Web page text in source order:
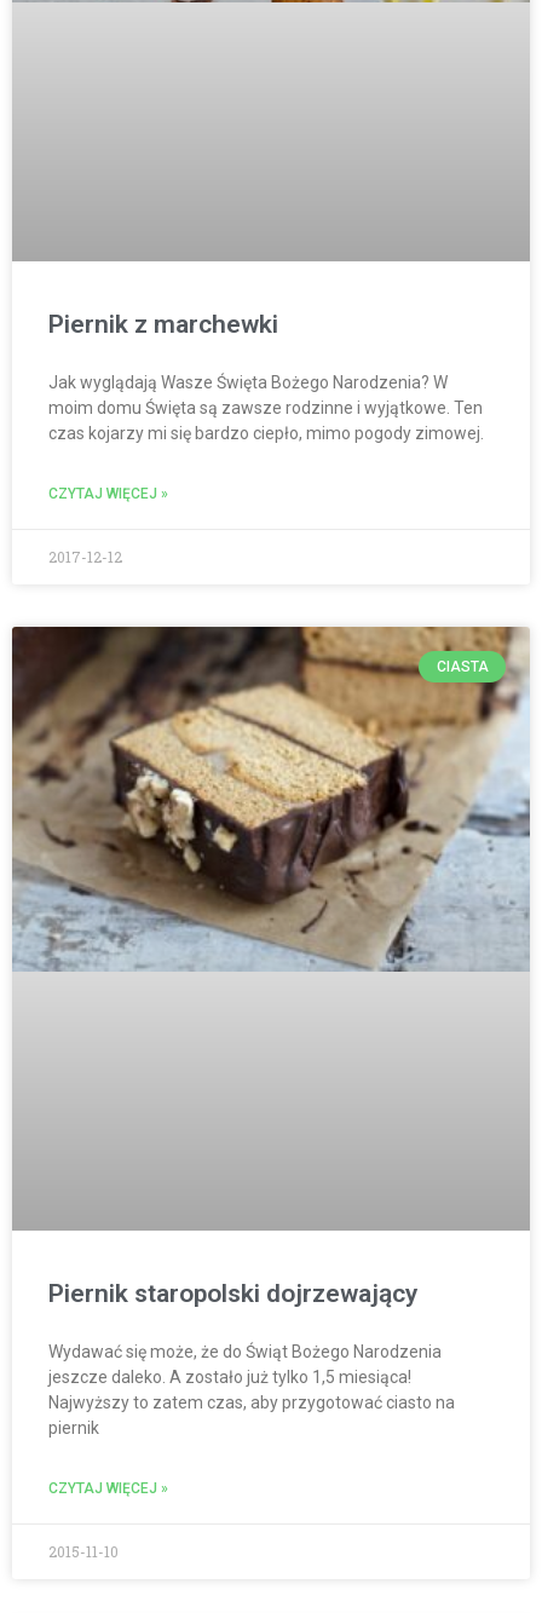
Piernik z marchewki
Jak wyglądają Wasze Święta Bożego Narodzenia? W
moim domu Święta są zawsze rodzinne i wyjątkowe. Ten
czas kojarzy mi się bardzo ciepło, mimo pogody zimowej.
CZYTAJ WIĘCEJ »
2017-12-12
CIASTA
Piernik staropolski dojrzewający
Wydawać się może, że do Świąt Bożego Narodzenia
jeszcze daleko. A zostało już tylko 1,5 miesiąca!
Najwyższy to zatem czas, aby przygotować ciasto na
piernik
CZYTAJ WIĘCEJ »
2015-11-10